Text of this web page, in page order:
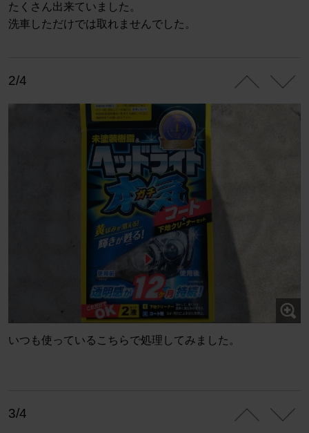
たくさん出来ていました。
洗車しただけでは取れませんでした。
2/4
いつも使っているこちらで処理してみました。
3/4